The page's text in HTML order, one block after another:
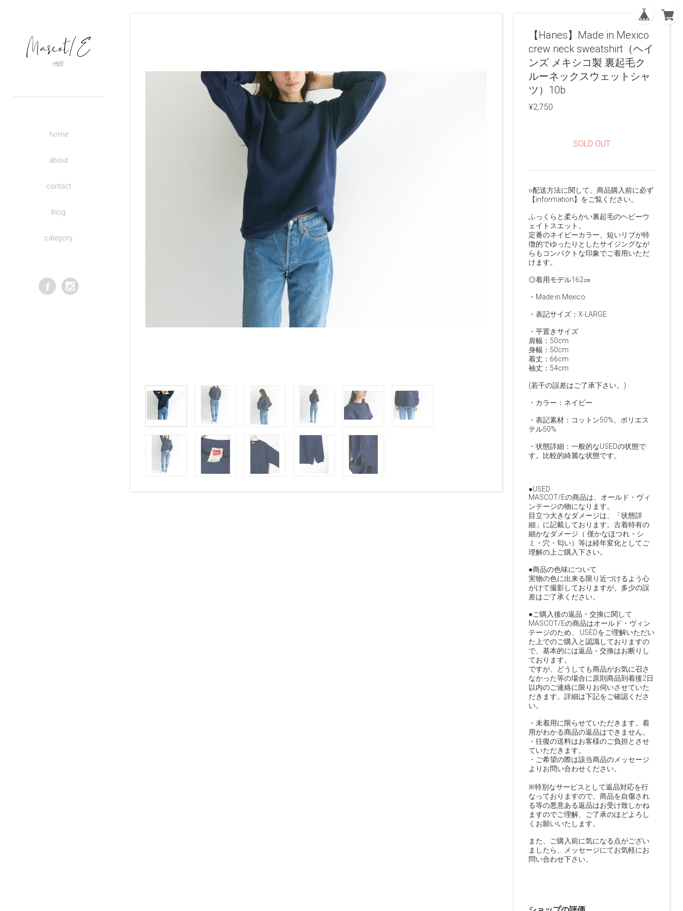
home
about
contact
blog
category
【Hanes】Made in Mexico
crew neck sweatshirt（ヘイ
ンズ メキシコ製 裏起毛ク
ルーネックスウェットシャ
ツ）10b
¥2,750
SOLD OUT
○配送方法に関して、商品購入前に必ず
【information】をご覧ください。
ふっくらと柔らかい裏起毛のヘビーウ
ェイトスエット。
定番のネイビーカラー、短いリブが特
徴的でゆったりとしたサイジングなが
らもコンパクトな印象でご着用いただ
けます。
◎着用モデル162㎝
・Made in Mexico
・表記サイズ：X-LARGE
・平置きサイズ
肩幅：50cm
身幅：50cm
着丈：66cm
袖丈：54cm
(若干の誤差はご了承下さい。)
・カラー：ネイビー
・表記素材：コットン50%、ポリエス
テル50%
・状態詳細：一般的なUSEDの状態で
す。比較的綺麗な状態です。
●USED
MASCOT/Eの商品は、オールド・ヴィ
ンテージの物になります。
目立つ大きなダメージは、「状態詳
細」に記載しております。古着特有の
細かなダメージ（ 僅かなほつれ・シ
ミ・穴・匂い）等は経年変化としてご
理解の上ご購入下さい。
●商品の色味について
実物の色に出来る限り近づけるよう心
がけて撮影しておりますが、多少の誤
差はご了承ください。
●ご購入後の返品・交換に関して
MASCOT/Eの商品はオールド・ヴィン
テージのため、 USEDをご理解いただい
た上でのご購入と認識しておりますの
で、基本的には返品・交換はお断りし
ております。
ですが、どうしても商品がお気に召さ
なかった等の場合に原則商品到着後2日
以内のご連絡に限りお伺いさせていた
だきます。詳細は下記をご確認くださ
い。
・未着用に限らせていただきます。着
用がわかる商品の返品はできません。
・往復の送料はお客様のご負担とさせ
ていただきます。
・ご希望の際は該当商品のメッセージ
よりお問い合わせください。
※特別なサービスとして返品対応を行
なっておりますので、商品を自傷され
る等の悪意ある返品はお受け致しかね
ますのでご理解、ご了承のほどよろし
くお願いいたします。
また、ご購入前に気になる点がござい
ましたら、メッセージにてお気軽にお
問い合わせ下さい。